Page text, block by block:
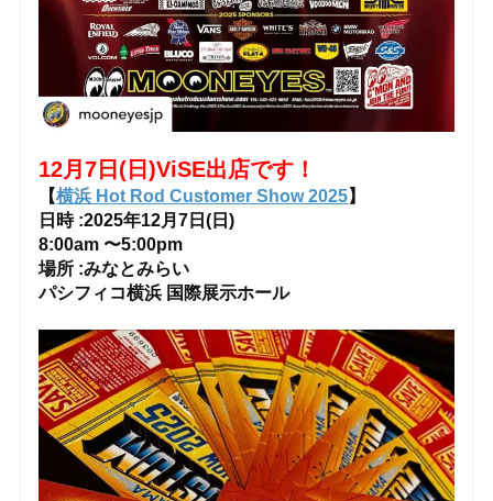
12月7日(日)ViSE出店です！
【横浜 Hot Rod Customer Show 2025】
日時 :2025年12月7日(日)
8:00am 〜5:00pm
場所 :みなとみらい
パシフィコ横浜 国際展示ホール